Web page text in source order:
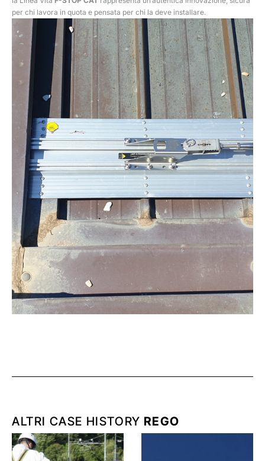
per chi lavora in quota e pensata per chi la deve installare.
ALTRI CASE HISTORY REGO